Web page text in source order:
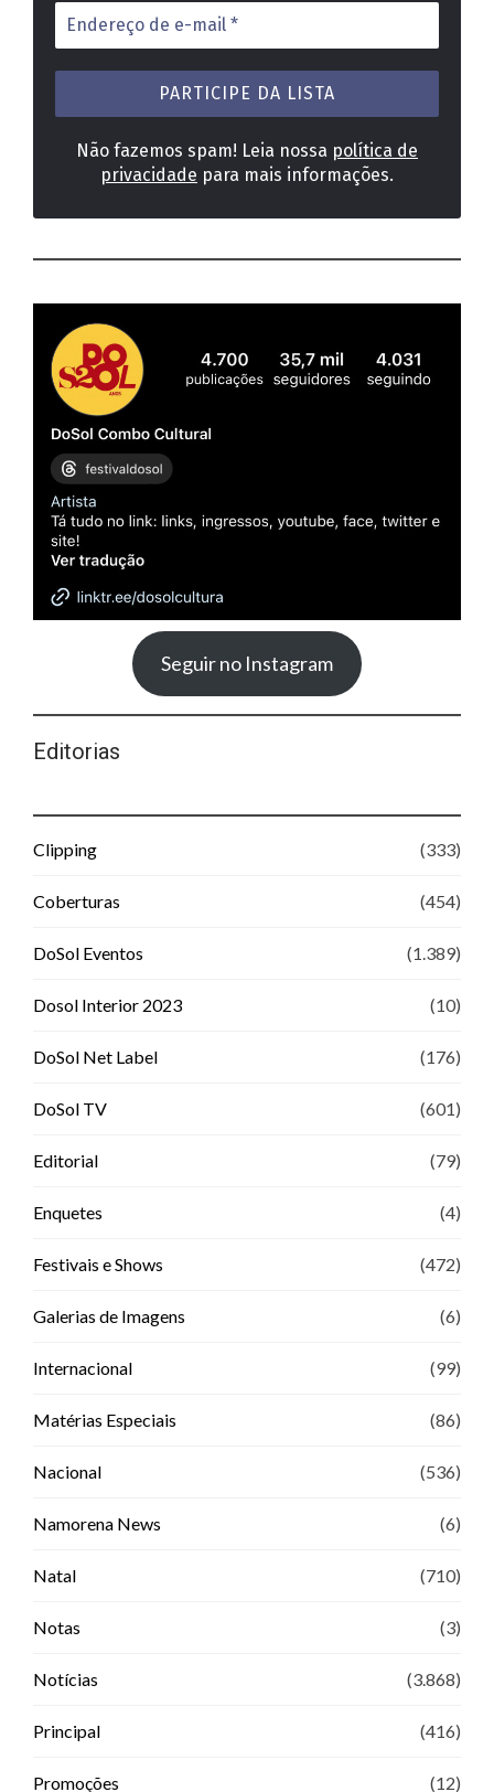
Endereço
de
e-
mail
Não fazemos spam! Leia nossa política de
privacidade para mais informações.
Seguir no Instagram
Editorias
Clipping (333)
Coberturas (454)
DoSol Eventos (1.389)
Dosol Interior 2023 (10)
DoSol Net Label (176)
DoSol TV (601)
Editorial (79)
Enquetes (4)
Festivais e Shows (472)
Galerias de Imagens (6)
Internacional (99)
Matérias Especiais (86)
Nacional (536)
Namorena News (6)
Natal (710)
Notas (3)
Notícias (3.868)
Principal (416)
Promoções (12)